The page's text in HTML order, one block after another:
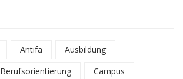
Antifa
Ausbildung
Berufsorientierung
Campus